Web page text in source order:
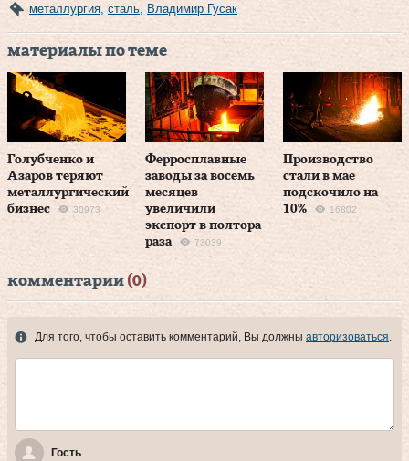
металлургия сталь Владимир Гусак
материалы по теме
Голубченко и
Азаров теряют
металлургический
бизнес
30973
Ферросплавные
заводы за восемь
месяцев
увеличили
экспорт в полтора
раза
73039
Производство
стали в мае
подскочило на
10%
16802
комментарии (0)
Для того, чтобы оставить комментарий, Вы должны авторизоваться.
Гость